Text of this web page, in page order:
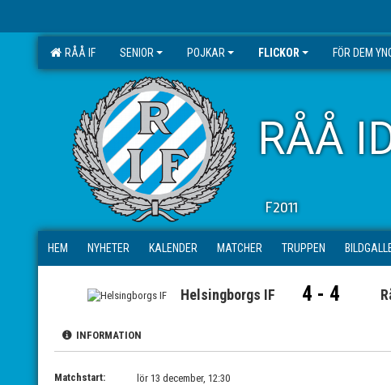
RÅÅ IF SENIOR POJKAR FLICKOR FÖR DEM
RÅÅ
F2011
HEM NYHETER KALENDER MATCHER TRUPPEN
Helsingborgs IF 4 - 4
INFORMATION
Matchstart:
lör 13 december, 12:30